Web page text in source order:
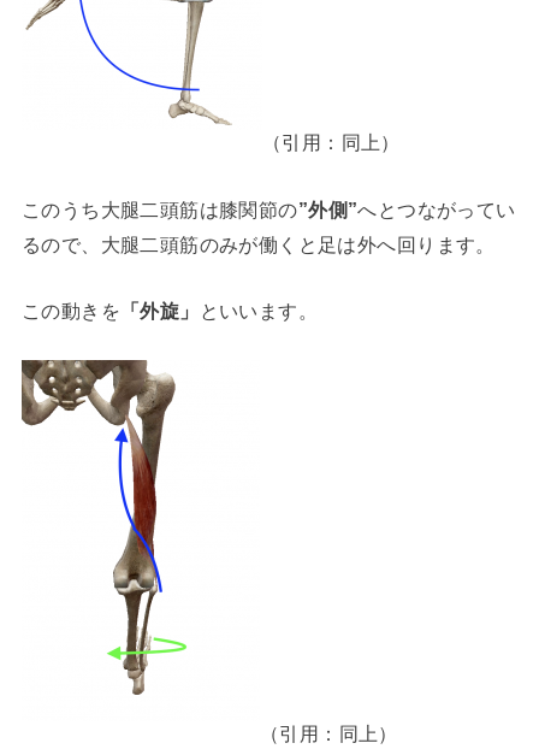
（引用：同上）
このうち大腿二頭筋は膝関節の”外側”へとつながってい
るので、大腿二頭筋のみが働くと足は外へ回ります。
この動きを 「外旋」 といいます。
（引用：同上）